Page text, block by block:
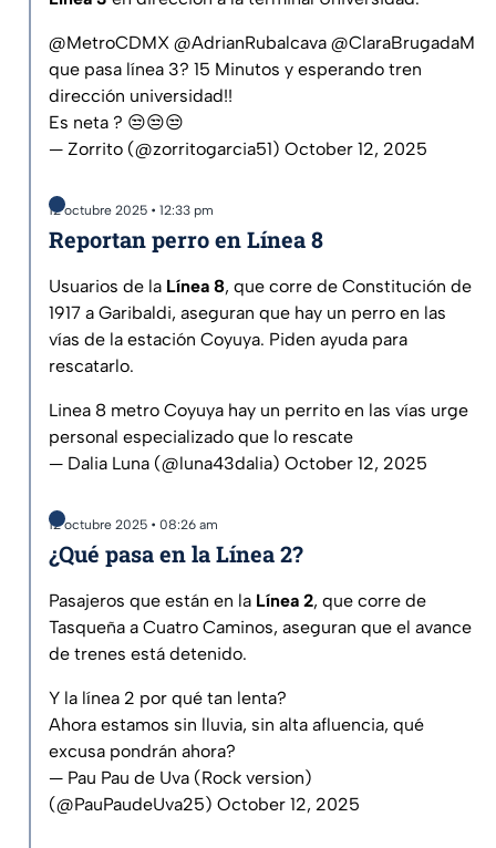
@MetroCDMX @AdrianRubalcava @ClaraBrugadaM
que pasa línea 3? 15 Minutos y esperando tren
dirección universidad!!
Es neta ? 😒😒😒
— Zorrito (@zorritogarcia51) October 12, 2025
12 octubre 2025 • 12:33 pm
Reportan perro en Línea 8
Usuarios de la Línea 8, que corre de Constitución de
1917 a Garibaldi, aseguran que hay un perro en las
vías de la estación Coyuya. Piden ayuda para
rescatarlo.
Linea 8 metro Coyuya hay un perrito en las vías urge
personal especializado que lo rescate
— Dalia Luna (@luna43dalia) October 12, 2025
12 octubre 2025 • 08:26 am
¿Qué pasa en la Línea 2?
Pasajeros que están en la Línea 2, que corre de
Tasqueña a Cuatro Caminos, aseguran que el avance
de trenes está detenido.
Y la línea 2 por qué tan lenta?
Ahora estamos sin lluvia, sin alta afluencia, qué
excusa pondrán ahora?
— Pau Pau de Uva (Rock version)
(@PauPaudeUva25) October 12, 2025